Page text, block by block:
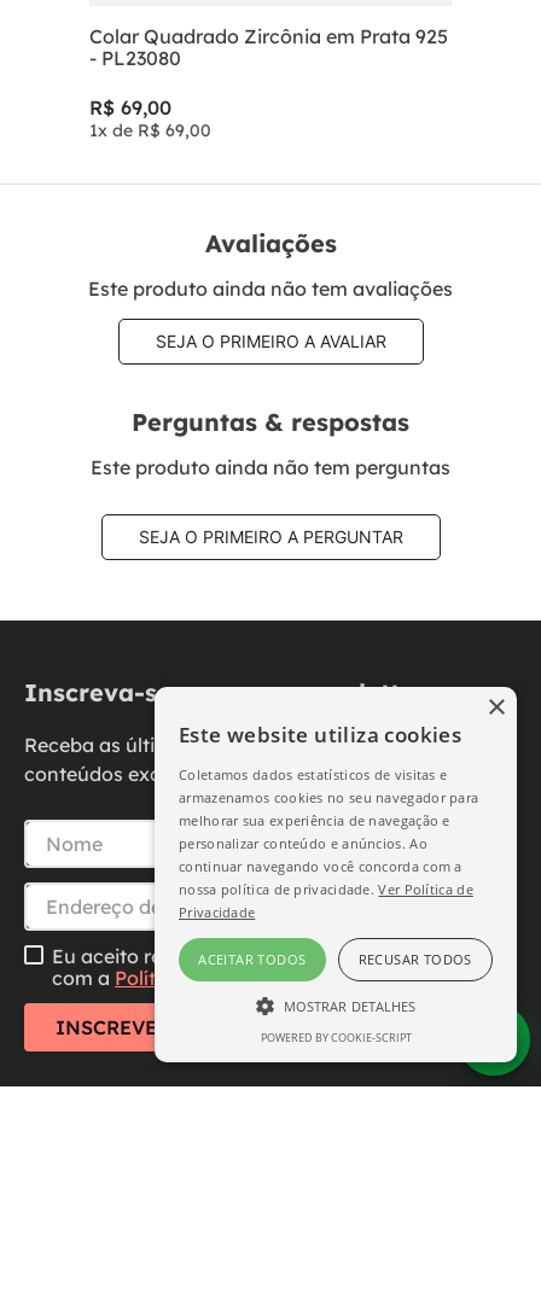
Colar Quadrado Zircônia em Prata 925
- PL23080
R$ 69,00
1x de R$ 69,00
Avaliações
Este produto ainda não tem avaliações
SEJA O PRIMEIRO A AVALIAR
Perguntas & respostas
Este produto ainda não tem perguntas
SEJA O PRIMEIRO A PERGUNTAR
Inscreva-se na nossa newsletter
Receba as últimas novidades, promoções e
conteúdos exclusivos diretamente no seu e-mail.
Eu aceito receber essa newsletter, li e concordo
com a Política de Privacidade
INSCREVER-SE
Este website utiliza cookies
Coletamos dados estatísticos de visitas e
armazenamos cookies no seu navegador para
melhorar sua experiência de navegação e
personalizar conteúdo e anúncios. Ao
continuar navegando você concorda com a
nossa política de privacidade.Ver Política de
Privacidade
ACEITAR TODOS RECUSAR TODOS
MOSTRAR DETALHES
ESTRITAMENTE NECESSÁRIO
POWERED BY COOKIE-SCRIPT
×